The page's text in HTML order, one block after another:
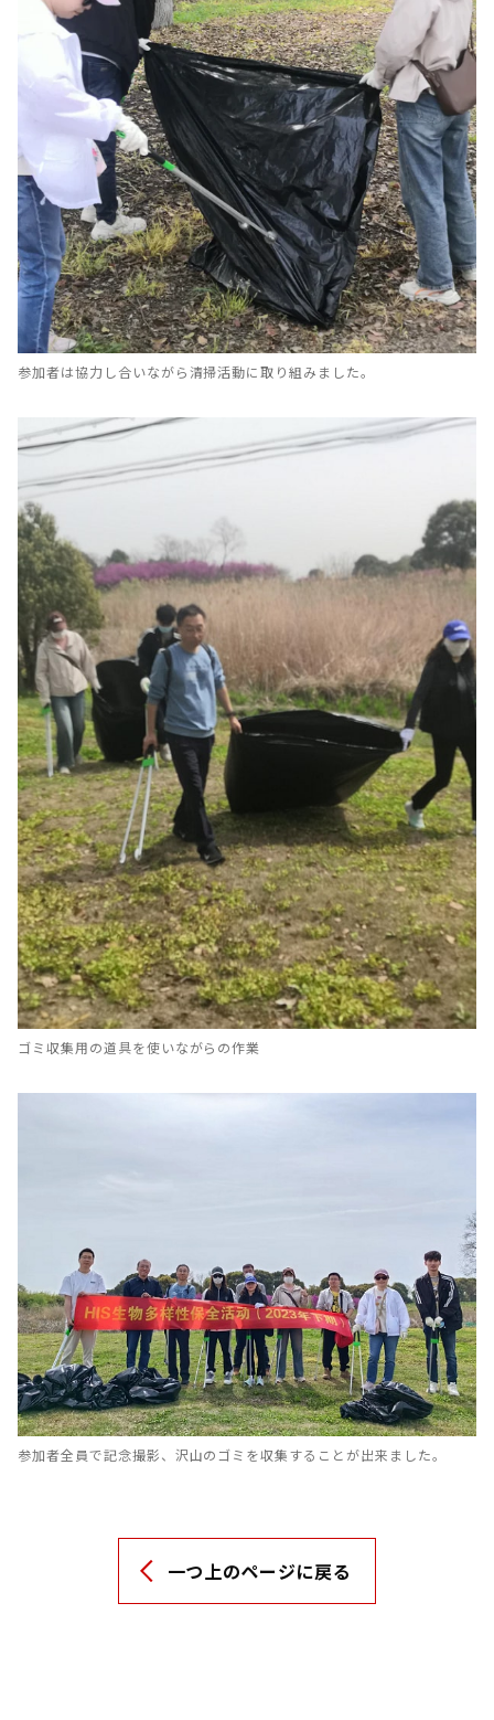
参加者は協力し合いながら清掃活動に取り組みました。
ゴミ収集用の道具を使いながらの作業
参加者全員で記念撮影、沢山のゴミを収集することが出来ました。
一つ上のページに戻る